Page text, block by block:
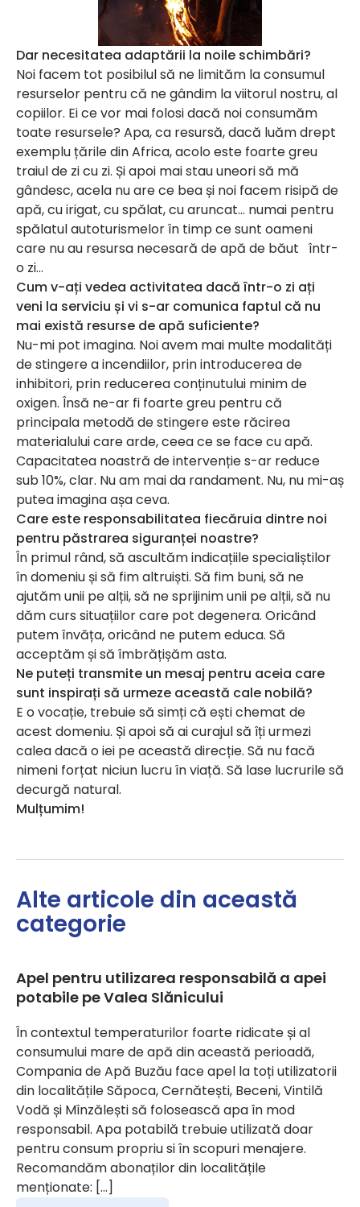
Dar necesitatea adaptării la noile schimbări?
Noi facem tot posibilul să ne limităm la consumul
resurselor pentru că ne gândim la viitorul nostru, al
copiilor. Ei ce vor mai folosi dacă noi consumăm
toate resursele? Apa, ca resursă, dacă luăm drept
exemplu țările din Africa, acolo este foarte greu
traiul de zi cu zi. Și apoi mai stau uneori să mă
gândesc, acela nu are ce bea și noi facem risipă de
apă, cu irigat, cu spălat, cu aruncat… numai pentru
spălatul autoturismelor în timp ce sunt oameni
care nu au resursa necesară de apă de băut într-
o zi…
Cum v-ați vedea activitatea dacă într-o zi ați
veni la serviciu și vi s-ar comunica faptul că nu
mai există resurse de apă suficiente?
Nu-mi pot imagina. Noi avem mai multe modalități
de stingere a incendiilor, prin introducerea de
inhibitori, prin reducerea conținutului minim de
oxigen. Însă ne-ar fi foarte greu pentru că
principala metodă de stingere este răcirea
materialului care arde, ceea ce se face cu apă.
Capacitatea noastră de intervenție s-ar reduce
sub 10%, clar. Nu am mai da randament. Nu, nu mi-aș
putea imagina așa ceva.
Care este responsabilitatea fiecăruia dintre noi
pentru păstrarea siguranței noastre?
În primul rând, să ascultăm indicațiile specialiștilor
în domeniu și să fim altruiști. Să fim buni, să ne
ajutăm unii pe alții, să ne sprijinim unii pe alții, să nu
dăm curs situațiilor care pot degenera. Oricând
putem învăța, oricând ne putem educa. Să
acceptăm și să îmbrățișăm asta.
Ne puteți transmite un mesaj pentru aceia care
sunt inspirați să urmeze această cale nobilă?
E o vocație, trebuie să simți că ești chemat de
acest domeniu. Și apoi să ai curajul să îți urmezi
calea dacă o iei pe această direcție. Să nu facă
nimeni forțat niciun lucru în viață. Să lase lucrurile să
decurgă natural.
Mulțumim!
Alte articole din această
categorie
Apel pentru utilizarea responsabilă a apei
potabile pe Valea Slănicului
În contextul temperaturilor foarte ridicate și al
consumului mare de apă din această perioadă,
Compania de Apă Buzău face apel la toți utilizatorii
din localitățile Săpoca, Cernătești, Beceni, Vintilă
Vodă și Mînzălești să folosească apa în mod
responsabil. Apa potabilă trebuie utilizată doar
pentru consum propriu si în scopuri menajere.
Recomandăm abonaților din localitățile
menționate: […]